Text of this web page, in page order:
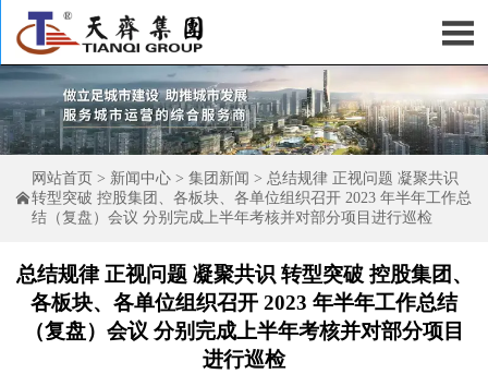


网站首页 > 新闻中心 > 集团新闻 > 总结规律 正视问题 凝聚共识
转型突破 控股集团、各板块、各单位组织召开 2023 年半年工作总
结（复盘）会议 分别完成上半年考核并对部分项目进行巡检
总结规律 正视问题 凝聚共识 转型突破 控股集团、
各板块、各单位组织召开 2023 年半年工作总结
（复盘）会议 分别完成上半年考核并对部分项目
进行巡检